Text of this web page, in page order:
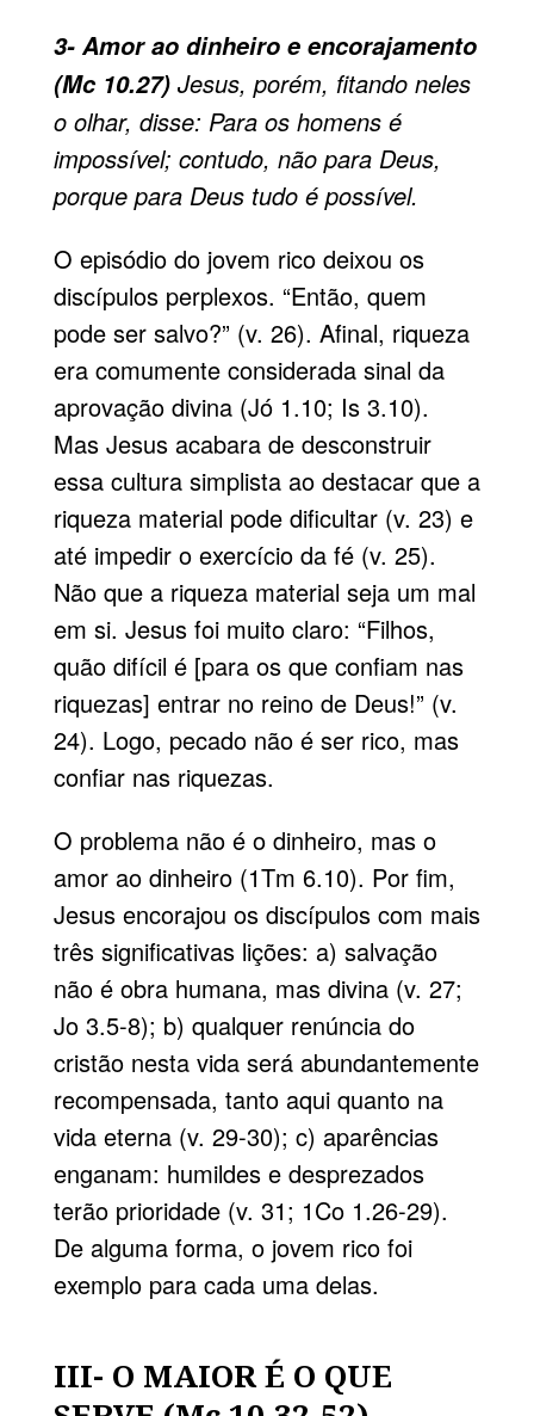
3- Amor ao dinheiro e encorajamento
(Mc 10.27)Jesus, porém, fitando neles
o olhar, disse: Para os homens é
impossível; contudo, não para Deus,
porque para Deus tudo é possível.
O episódio do jovem rico deixou os
discípulos perplexos. “Então, quem
pode ser salvo?” (v. 26). Afinal, riqueza
era comumente considerada sinal da
aprovação divina (Jó 1.10; Is 3.10).
Mas Jesus acabara de desconstruir
essa cultura simplista ao destacar que a
riqueza material pode dificultar (v. 23) e
até impedir o exercício da fé (v. 25).
Não que a riqueza material seja um mal
em si. Jesus foi muito claro: “Filhos,
quão difícil é [para os que confiam nas
riquezas] entrar no reino de Deus!” (v.
24). Logo, pecado não é ser rico, mas
confiar nas riquezas.
O problema não é o dinheiro, mas o
amor ao dinheiro (1Tm 6.10). Por fim,
Jesus encorajou os discípulos com mais
três significativas lições: a) salvação
não é obra humana, mas divina (v. 27;
Jo 3.5-8); b) qualquer renúncia do
cristão nesta vida será abundantemente
recompensada, tanto aqui quanto na
vida eterna (v. 29-30); c) aparências
enganam: humildes e desprezados
terão prioridade (v. 31; 1Co 1.26-29).
De alguma forma, o jovem rico foi
exemplo para cada uma delas.
III- O MAIOR É O QUE